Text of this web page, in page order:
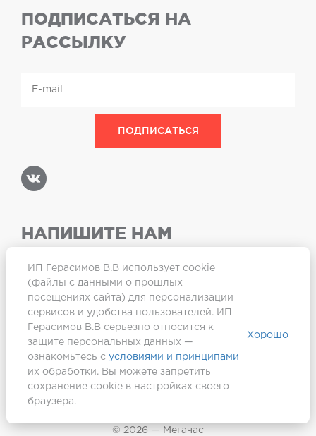
ПОДПИСАТЬСЯ НА
РАССЫЛКУ
НАПИШИТЕ НАМ
© 2026 — Мегачас
ИП Герасимов В.В использует cookie
(файлы с данными о прошлых
посещениях сайта) для персонализации
сервисов и удобства пользователей. ИП
Герасимов В.В серьезно относится к
защите персональных данных —
ознакомьтесь с условиями и принципами
их обработки. Вы можете запретить
сохранение cookie в настройках своего
браузера.
Хорошо